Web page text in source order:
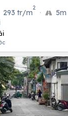
293 tr/m
2
· 5m